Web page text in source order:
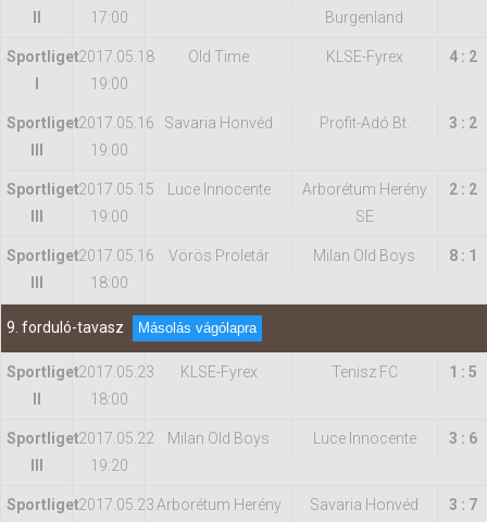
17:00
Burgenland
Sportliget2017.05.18
19:00
Old Time KLSE-Fyrex 4 : 2
Sportliget2017.05.16
19:00
Savaria Honvéd Profit-Adó Bt. 3 : 2
Sportliget2017.05.15
19:00
Luce Innocente
Arborétum Herény
SE
2 : 2
Sportliget2017.05.16
18:00
Vörös Proletár Milan Old Boys 8 : 1
9. forduló-tavasz Másolás vágólapra
Sportliget2017.05.23
18:00
KLSE-Fyrex Tenisz FC 1 : 5
Sportliget2017.05.22
19:20
Milan Old Boys Luce Innocente 3 : 6
Sportliget2017.05.23 Arborétum Herény
Savaria Honvéd 3 : 7